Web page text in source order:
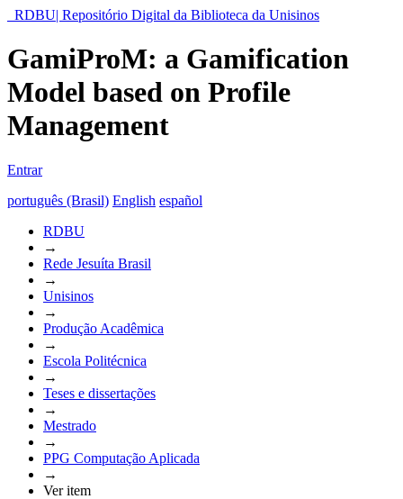
RDBU| Repositório Digital da Biblioteca da Unisinos
GamiProM: a Gamification
Model based on Profile
Management
Entrar
português (Brasil) English español
RDBU
→
Rede Jesuíta Brasil
→
Unisinos
→
Produção Acadêmica
→
Escola Politécnica
→
Teses e dissertações
→
Mestrado
→
PPG Computação Aplicada
→
Ver item